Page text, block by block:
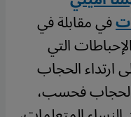
في مقابلة في
الإحباطات التي
ارتداء الحجاب
بالحجاب فحسب،